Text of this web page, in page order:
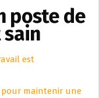
poste de
est
pour maintenir une